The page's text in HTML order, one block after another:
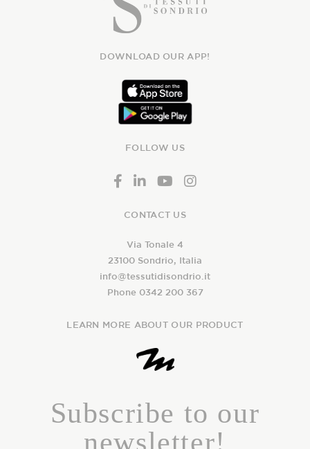
DOWNLOAD OUR APP!
FOLLOW US
CONTACT US
Via Tonale 4
23100 Sondrio, Italia
info@tessutidisondrio.it
Phone 0342 200 367
LEARN MORE ABOUT OUR PRODUCT
Subscribe to our
newsletter!